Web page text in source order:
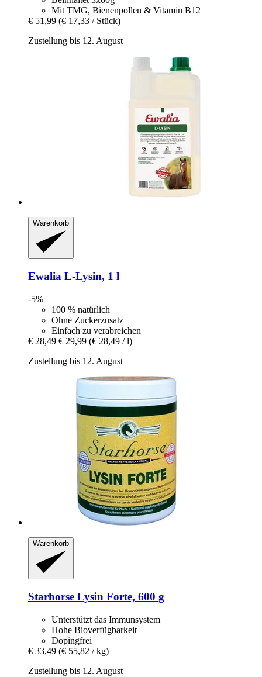
Mit TMG, Bienenpollen & Vitamin B12
€ 51,99 (€ 17,33 / Stück)
Zustellung bis 12. August
Warenkorb
Ewalia L-​Lysin, 1 l
-5%
100 % natürlich
Ohne Zuckerzusatz
Einfach zu verabreichen
€ 28,49 € 29,99 (€ 28,49 / l)
Zustellung bis 12. August
Warenkorb
Starhorse Lysin Forte, 600 g
Unterstützt das Immunsystem
Hohe Bioverfügbarkeit
Dopingfrei
€ 33,49 (€ 55,82 / kg)
Zustellung bis 12. August